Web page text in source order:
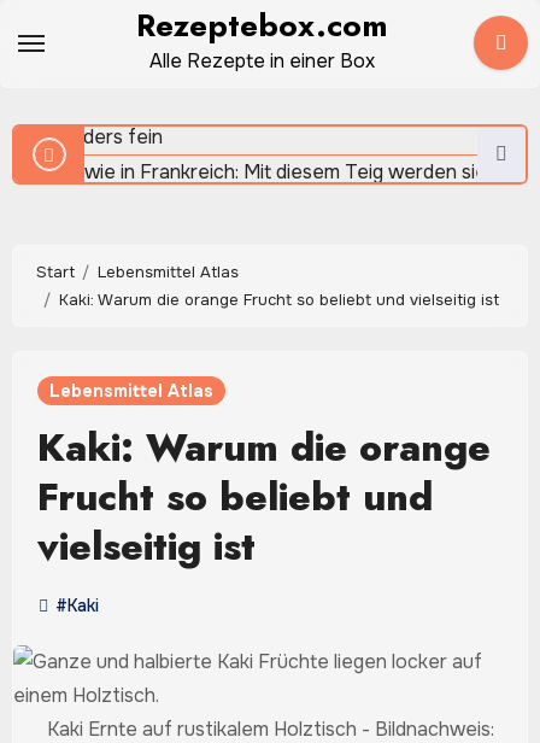
Inhalt
Rezeptebox.com
Alle Rezepte in einer Box
Sauerteigbrot selber backen – natürlich, aromatisch und
Crêpes wie in Frankreich: Mit diesem Teig werden sie
Quinoa: Warum die kleinen Körner in der modernen Küche
Apfel-Spinat-Smoothie: Frisch, fruchtig und in wenigen
Minuten gemixt
Start
Lebensmittel Atlas
Kaki: Warum die orange Frucht so beliebt und vielseitig ist
Lebensmittel Atlas
Kaki: Warum die orange
Frucht so beliebt und
vielseitig ist
#Kaki
Kaki Ernte auf rustikalem Holztisch - Bildnachweis: